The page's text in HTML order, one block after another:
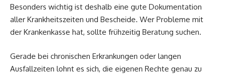
Besonders wichtig ist deshalb eine gute Dokumentation
aller Krankheitszeiten und Bescheide. Wer Probleme mit
der Krankenkasse hat, sollte frühzeitig Beratung suchen.
Gerade bei chronischen Erkrankungen oder langen
Ausfallzeiten lohnt es sich, die eigenen Rechte genau zu